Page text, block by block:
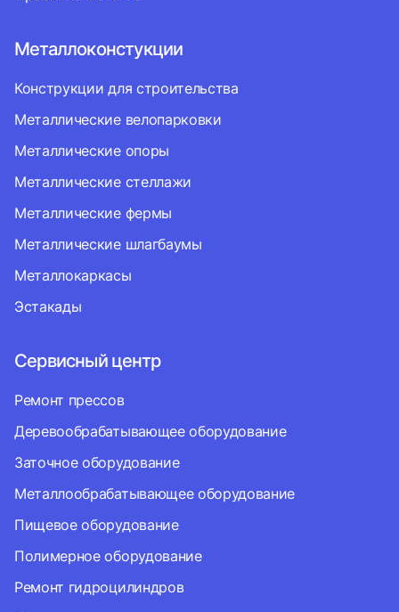
Металлоконстукции
Конструкции для строительства
Металлические велопарковки
Металлические опоры
Металлические стеллажи
Металлические фермы
Металлические шлагбаумы
Металлокаркасы
Эстакады
Сервисный центр
Ремонт прессов
Деревообрабатывающее оборудование
Заточное оборудование
Металлообрабатывающее оборудование
Пищевое оборудование
Полимерное оборудование
Ремонт гидроцилиндров